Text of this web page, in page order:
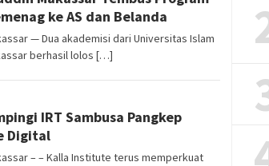
ke AS dan Belanda
— Dua akademisi dari Universitas Islam
berhasil lolos […]
IRT Sambusa Pangkep
Digital
– – Kalla Institute terus memperkuat